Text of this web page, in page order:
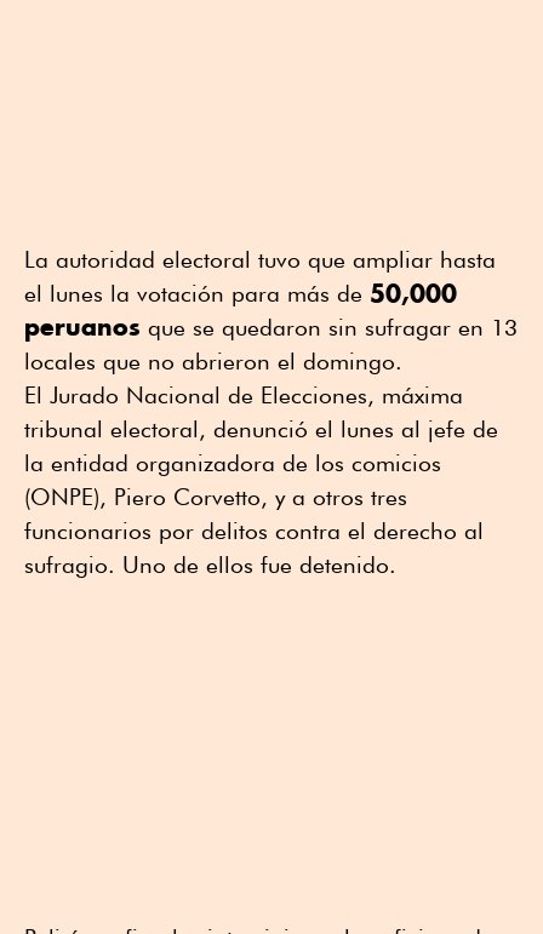
La autoridad electoral tuvo que ampliar hasta
el lunes la votación para más de 50,000
peruanos que se quedaron sin sufragar en 13
locales que no abrieron el domingo.
El Jurado Nacional de Elecciones, máxima
tribunal electoral, denunció el lunes al jefe de
la entidad organizadora de los comicios
(ONPE), Piero Corvetto, y a otros tres
funcionarios por delitos contra el derecho al
sufragio. Uno de ellos fue detenido.